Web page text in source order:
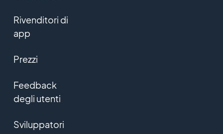
Rivenditori di
app
Prezzi
Feedback
degli utenti
Sviluppatori